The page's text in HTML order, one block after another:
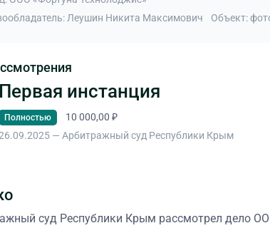
Леушин Никита Максимович
Объект:
Первая инстанция
Полностью
10 000,00 ₽
— Арбитражный суд Республики Крым
суд Республики Крым рассмотрел дело